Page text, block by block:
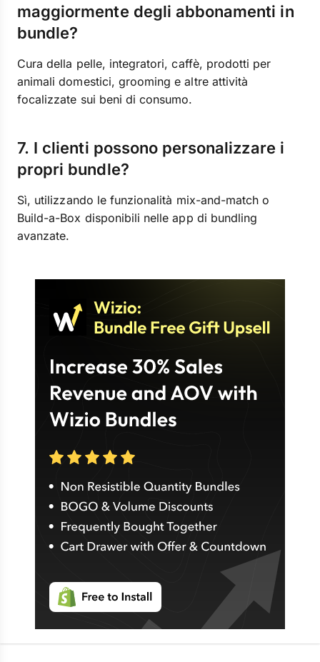
maggiormente degli abbonamenti in
bundle?
Cura della pelle, integratori, caffè, prodotti per
animali domestici, grooming e altre attività
focalizzate sui beni di consumo.
7. I clienti possono personalizzare i
propri bundle?
Sì, utilizzando le funzionalità mix-and-match o
Build-a-Box disponibili nelle app di bundling
avanzate.